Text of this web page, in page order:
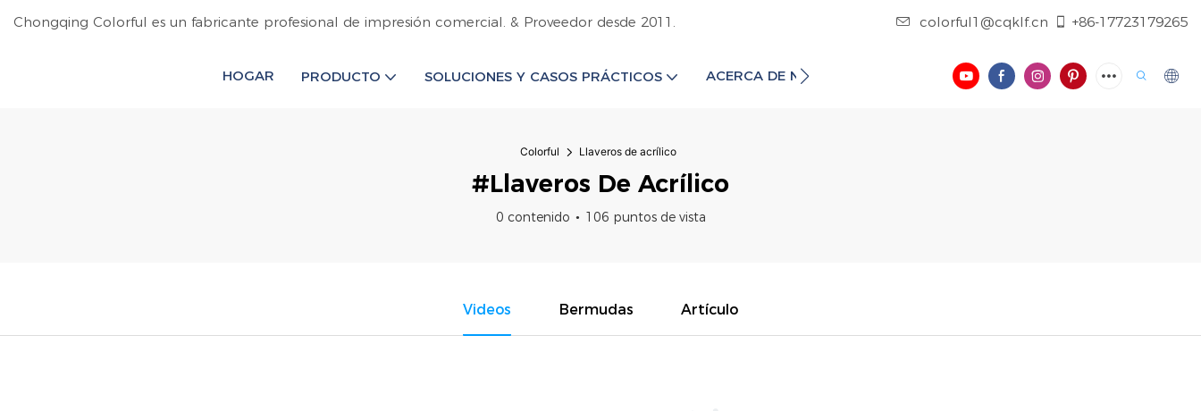
Chongqing Colorful es un fabricante profesional de impresión comercial. & Proveedor desde 2011. colorful1@cqklf.cn +86-17723179265
HOGAR PRODUCTO SOLUCIONES Y CASOS PRÁCTICOS ACERCA DE NOSOTROS CONTÁCTENOS REGISTRO VIDEO
Colorful Llaveros de acrílico
#Llaveros De Acrílico
0 contenido 106 puntos de vista
Videos Bermudas Artículo